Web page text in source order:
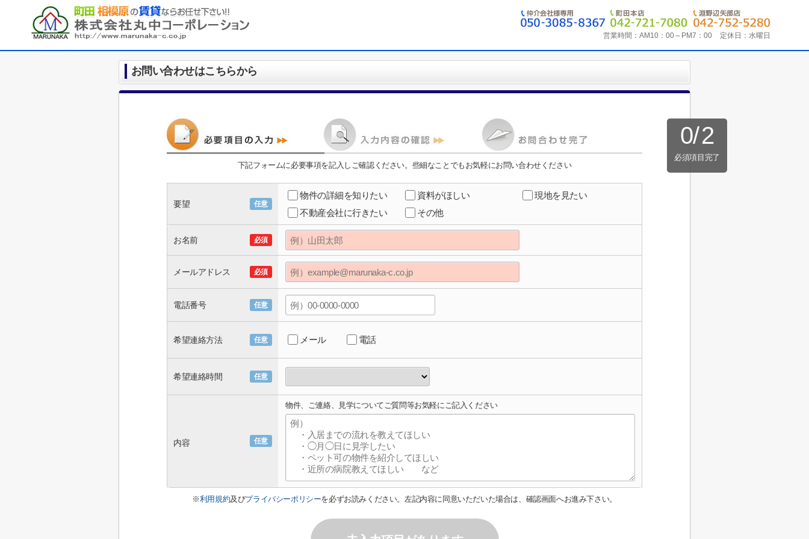
営業時間： AM10：00～PM7：00 定休日： 水曜日
お問い合わせはこちらから
0/2
必須項目完了
下記フォームに必要事項を記入しご確認ください。些細なことでもお気軽にお問い合わせください
要望 任意
物件の詳細を知りたい 資料がほしい
現地を見たい
不動産会社に行きたい
その他
お名前 必須
メールアドレス 必須
電話番号 任意
希望連絡方法 任意 メール 電話
希望連絡時間 任意
内容 任意
物件、ご連絡、見学についてご質問等お気軽にご記入ください
※利用規約及びプライバシーポリシーを必ずお読みください。左記内容に同意いただいた場合は、確認画面へお進み下さい。